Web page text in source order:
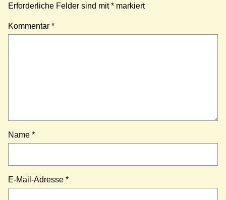
Erforderliche Felder sind mit* markiert
Kommentar *
Name *
E-Mail-Adresse *